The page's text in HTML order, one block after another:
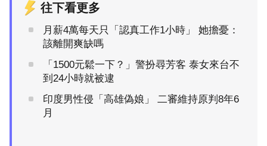
往下看更多
月薪4萬每天只「認真工作1小時」 她擔憂：
該離開爽缺嗎
「1500元鬆一下？」警扮尋芳客 泰女來台不
到24小時就被逮
印度男性侵「高雄偽娘」 二審維持原判8年6
月